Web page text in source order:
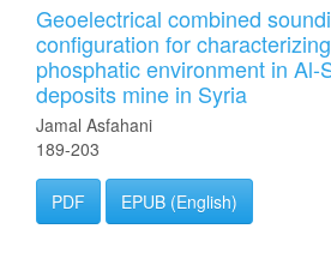
Geoelectrical combined
configuration for
phosphatic environment in Al-
deposits mine in Syria
Jamal Asfahani
189-203
PDF EPUB (English)